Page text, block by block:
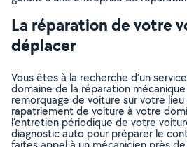
La réparation de votre
déplacer
Vous êtes à la recherche d’un
domaine de la réparation mécanique
remorquage de voiture sur votre lieu
rapatriement de voiture à votre
l’entretien périodique de votre
diagnostic auto pour préparer le